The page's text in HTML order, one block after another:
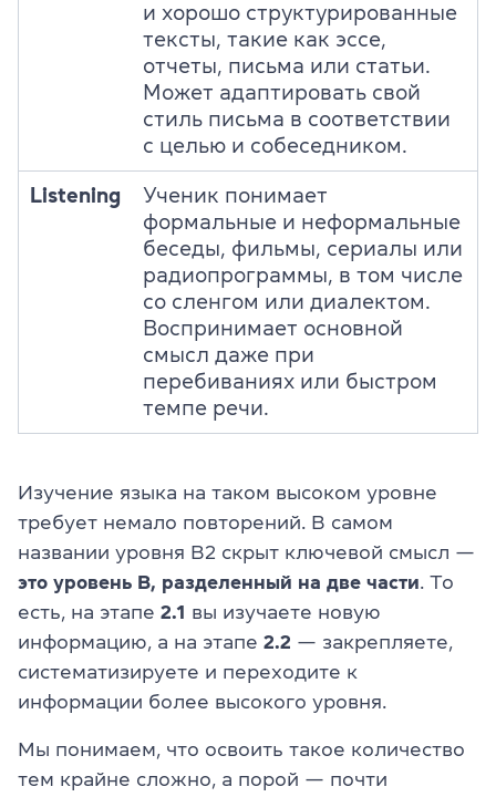
и хорошо структурированные
тексты, такие как эссе,
отчеты, письма или статьи.
Может адаптировать свой
стиль письма в соответствии
с целью и собеседником.
Listening
Ученик понимает
формальные и неформальные
беседы, фильмы, сериалы или
радиопрограммы, в том числе
со сленгом или диалектом.
Воспринимает основной
смысл даже при
перебиваниях или быстром
темпе речи.
Изучение языка на таком высоком уровне
требует немало повторений. В самом
названии уровня B2 скрыт ключевой смысл —
это уровень В, разделенный на две части . То
есть, на этапе 2.1 вы изучаете новую
информацию, а на этапе 2.2 — закрепляете,
систематизируете и переходите к
информации более высокого уровня.
Мы понимаем, что освоить такое количество
тем крайне сложно, а порой — почти